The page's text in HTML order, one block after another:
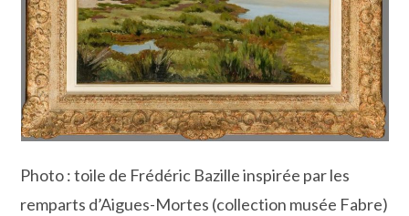
Photo : toile de Frédéric Bazille inspirée par les
remparts d’Aigues-Mortes (collection musée Fabre)